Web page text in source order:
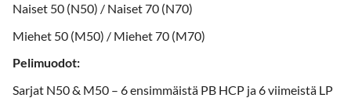
Naiset 50 (N50) / Naiset 70 (N70)
Miehet 50 (M50) / Miehet 70 (M70)
Pelimuodot:
Sarjat N50 & M50 – 6 ensimmäistä PB HCP ja 6 viimeistä LP